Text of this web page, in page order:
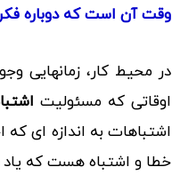
وقت آن است که دوباره
در محیط کار، زمان­هایی
اوقاتی که مسئولیت
اشتباهات به اندازه ای که
خطا و اشتباه هست که